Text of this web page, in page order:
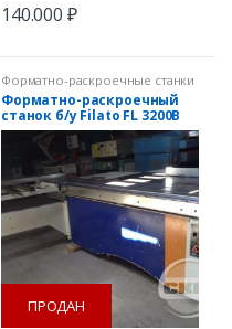
140.000 ₽
Форматно-раскроечные станки
Форматно-раскроечный
станок б/у Filato FL 3200B
ПРОДАН